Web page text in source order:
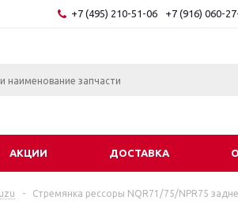
+7 (495) 210-51-06 +7 (916) 060-
АКЦИИ ДОСТАВКА
- Стремянка рессоры NQR71/75/NPR75